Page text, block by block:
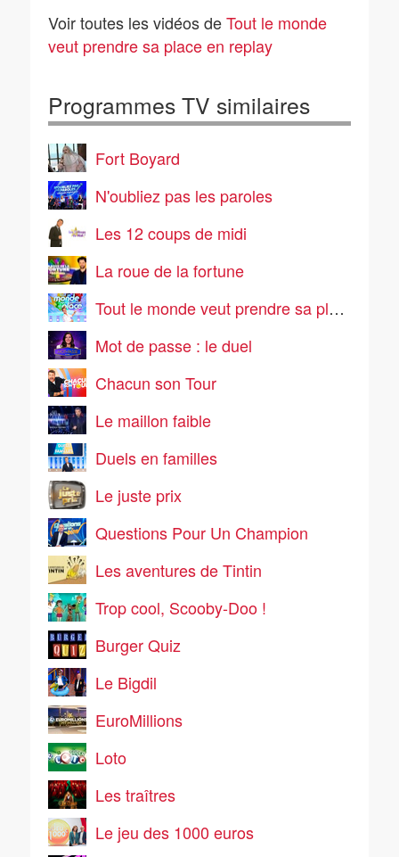
Voir toutes les vidéos deTout le monde
veut prendre sa place en replay
Programmes TV similaires
Fort Boyard
N'oubliez pas les paroles
Les 12 coups de midi
La roue de la fortune
Tout le monde veut prendre sa place
Mot de passe : le duel
Chacun son Tour
Le maillon faible
Duels en familles
Le juste prix
Questions Pour Un Champion
Les aventures de Tintin
Trop cool, Scooby-Doo !
Burger Quiz
Le Bigdil
EuroMillions
Loto
Les traîtres
Le jeu des 1000 euros